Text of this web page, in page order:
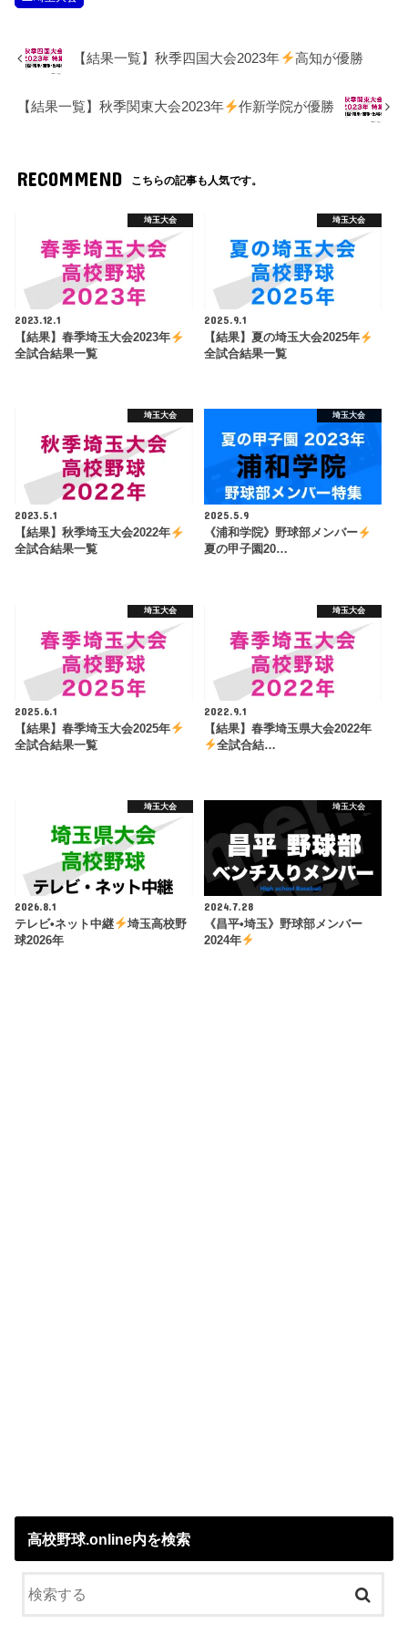
【結果一覧】秋季四国大会2023年 高知が優勝
【結果一覧】秋季関東大会2023年 作新学院が優勝
RECOMMEND こちらの記事も人気です。
埼玉大会
2023.12.1
【結果】春季埼玉大会2023年
全試合結果一覧
埼玉大会
2025.9.1
【結果】夏の埼玉大会2025年
全試合結果一覧
埼玉大会
2023.5.1
【結果】秋季埼玉大会2022年
全試合結果一覧
埼玉大会
2025.5.9
《浦和学院》野球部メンバー
夏の甲子園20…
埼玉大会
2025.6.1
【結果】春季埼玉大会2025年
全試合結果一覧
埼玉大会
2022.9.1
【結果】春季埼玉県大会2022年
全試合結…
埼玉大会
2026.8.1
テレビ•ネット中継
埼玉高校野
球2026年
埼玉大会
2024.7.28
《昌平•埼玉》野球部メンバー
2024年
高校野球.online内を検索